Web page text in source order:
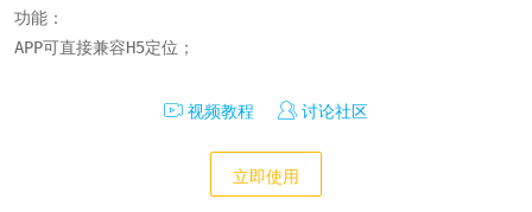
功能：
APP可直接兼容H5定位；
视频教程 讨论社区
立即使用